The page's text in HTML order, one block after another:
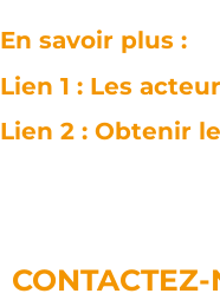
En savoir plus :
Lien 1 : Les
Lien 2 : Obtenir